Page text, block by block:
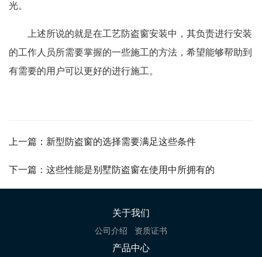
光。
上述所说的就是在工艺防盗窗安装中，其负责进行安装
的工作人员所需要掌握的一些施工的方法，希望能够帮助到
有需要的用户可以更好的进行施工。
上一篇：新型防盗窗的选择需要满足这些条件
下一篇：这些性能是别墅防盗窗在使用中所拥有的
关于我们
公司介绍 资质证书
产品中心